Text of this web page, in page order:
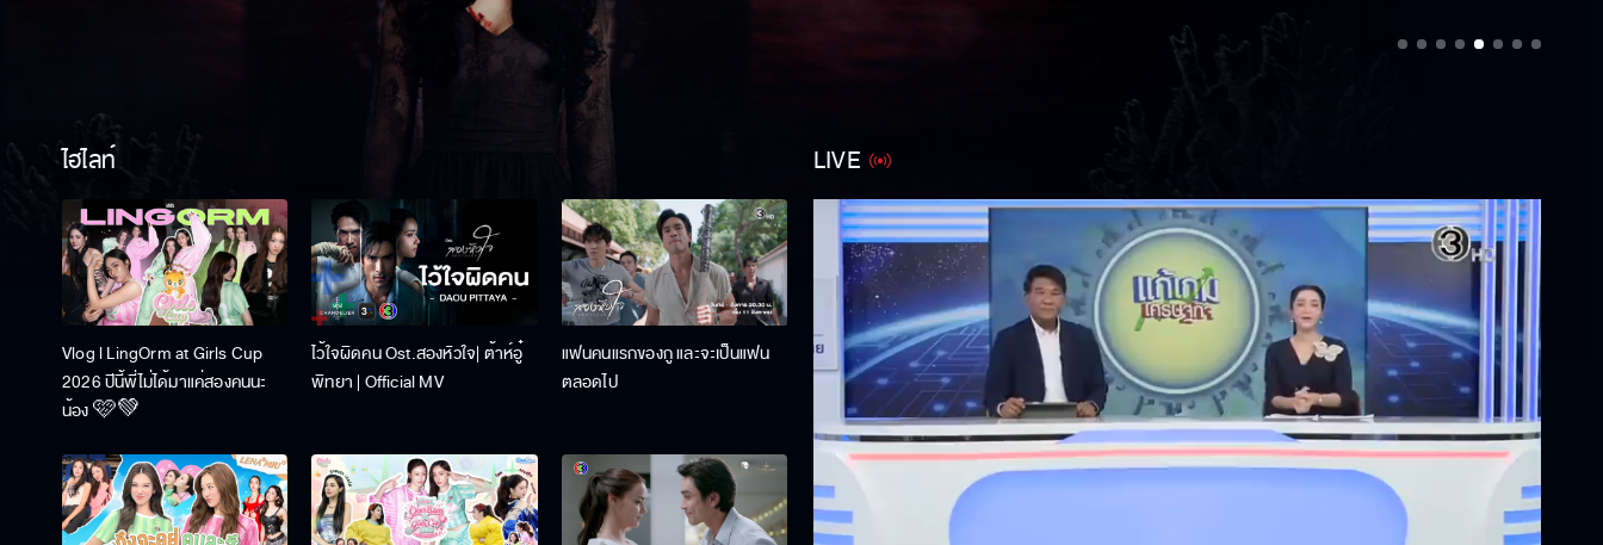
ไฮไลท์
Vlog l LingOrm at Girls Cup
2026 ปีนี้พี่ไม่ได้มาแค่สองคนนะ
น้อง 🩷💚
ไว้ใจผิดคน Ost.สองหัวใจ| ต้าห์อู๋
พิทยา | Official MV
แฟนคนแรกของกู และจะเป็นแฟน
ตลอดไป
LIVE